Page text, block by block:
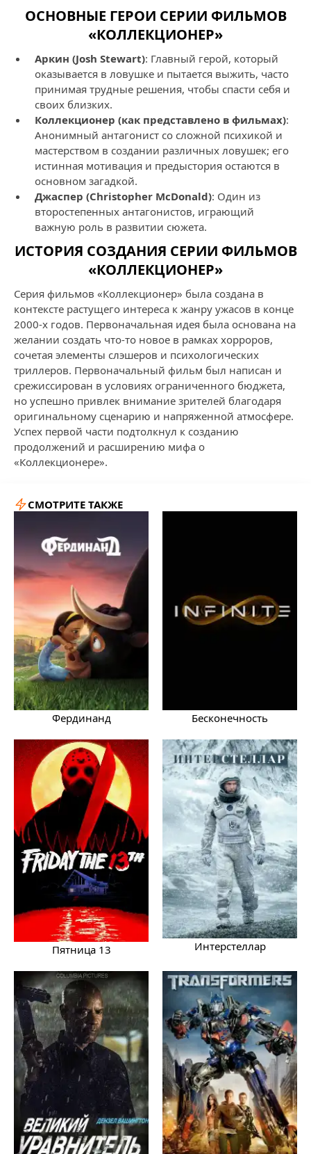
ОСНОВНЫЕ ГЕРОИ СЕРИИ ФИЛЬМОВ
«КОЛЛЕКЦИОНЕР»
Аркин (Josh Stewart): Главный герой, который
оказывается в ловушке и пытается выжить, часто
принимая трудные решения, чтобы спасти себя и
своих близких.
Коллекционер (как представлено в фильмах):
Анонимный антагонист со сложной психикой и
мастерством в создании различных ловушек; его
истинная мотивация и предыстория остаются в
основном загадкой.
Джаспер (Christopher McDonald): Один из
второстепенных антагонистов, играющий
важную роль в развитии сюжета.
ИСТОРИЯ СОЗДАНИЯ СЕРИИ ФИЛЬМОВ
«КОЛЛЕКЦИОНЕР»
Серия фильмов «Коллекционер» была создана в
контексте растущего интереса к жанру ужасов в конце
2000-х годов. Первоначальная идея была основана на
желании создать что-то новое в рамках хорроров,
сочетая элементы слэшеров и психологических
триллеров. Первоначальный фильм был написан и
срежиссирован в условиях ограниченного бюджета,
но успешно привлек внимание зрителей благодаря
оригинальному сценарию и напряженной атмосфере.
Успех первой части подтолкнул к созданию
продолжений и расширению мифа о
«Коллекционере».
СМОТРИТЕ ТАКЖЕ
Фердинанд Бесконечность
Пятница 13 Интерстеллар